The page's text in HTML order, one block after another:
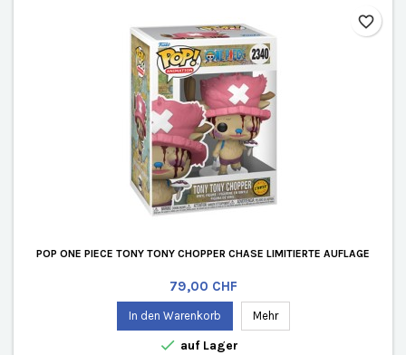
POP ONE PIECE TONY TONY CHOPPER CHASE LIMITIERTE AUFLAGE
Preis
79,00 CHF
In den Warenkorb Mehr
 auf Lager
favorite_border